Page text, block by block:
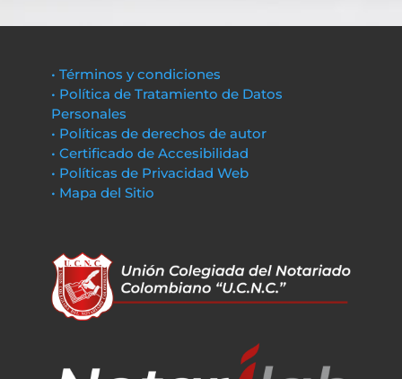
• Términos y condiciones
• Política de Tratamiento de Datos
Personales
• Políticas de derechos de autor
• Certificado de Accesibilidad
• Políticas de Privacidad Web
• Mapa del Sitio